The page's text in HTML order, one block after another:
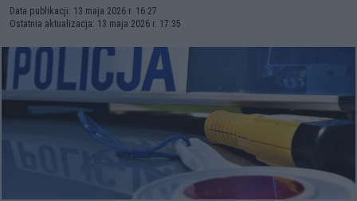
Data publikacji: 13 maja 2026 r. 16:27
Ostatnia aktualizacja: 13 maja 2026 r. 17:35